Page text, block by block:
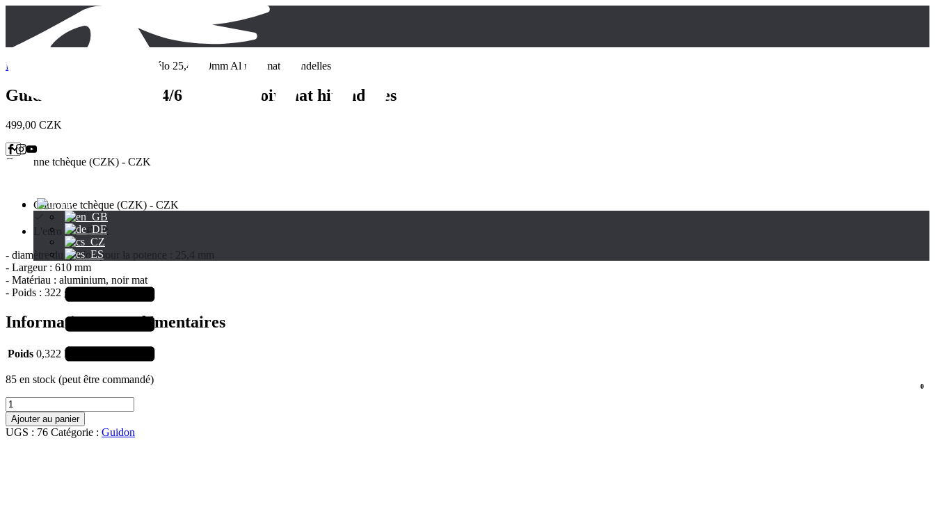
0
E-shop / Guidon Hugo vélo 25,4/610mm Al noir mat hirondelles
Guidon vélo Hugo 25,4/610mm Al noir mat hirondelles
499,00 CZK
Couronne tchèque (CZK) - CZK
Couronne tchèque (CZK) - CZK
L'euro (€) - EUR
- diamètre du guidon pour la potence : 25,4 mm
- Largeur : 610 mm
- Matériau : aluminium, noir mat
- Poids : 322 g
Informations complémentaires
Poids 0,322 kg
85 en stock (peut être commandé)
quantité
de
Řidítka
Hugo
Ajouter au panier
UGS : 76 Catégorie : Guidon